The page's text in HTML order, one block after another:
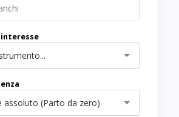
assoluto (Parto da zero)